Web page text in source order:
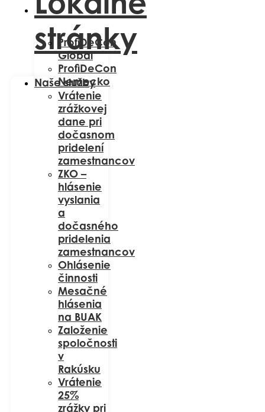
stránky
ProfiDeCon
Global
ProfiDeCon
Nemecko
Naše služby
Vrátenie
zrážkovej
dane pri
dočasnom
pridelení
zamestnancov
ZKO –
hlásenie
vyslania
a
dočasného
pridelenia
zamestnancov
Ohlásenie
činnosti
Mesačné
hlásenia
na BUAK
Založenie
spoločnosti
v
Rakúsku
Vrátenie
25%
zrážky pri